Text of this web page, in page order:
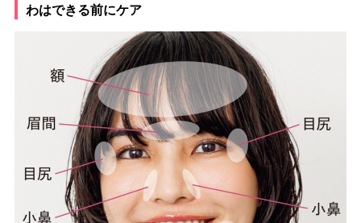
わはできる前にケア